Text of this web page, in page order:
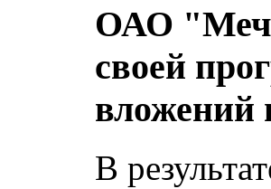
ОАО
своей
вложений
В